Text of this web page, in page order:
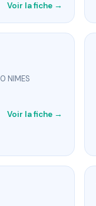
Voir la fiche →
NIMES
Voir la fiche →